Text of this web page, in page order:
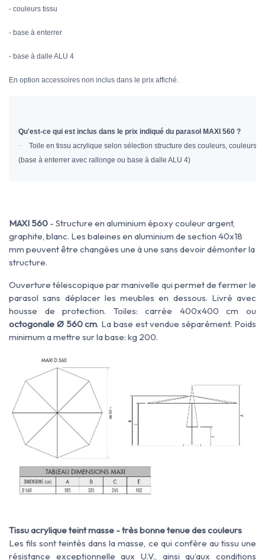
- couleurs tissu
- base à enterrer
- base à dalle ALU 4
En option accessoires non inclus dans le prix affiché.
Qu'est-ce qui est inclus dans le prix indiqué du parasol MAXI 560 ?
·
Toile en tissu acrylique selon sélection structure des couleurs, couleurs
(base à enterrer avec rallonge ou base à dalle ALU 4)
MAXI 560 - Structure en aluminium époxy couleur argent,
graphite, blanc. Les baleines en aluminium de section 40x18
mm peuvent être changées une à une sans devoir démonter la
structure.
Ouverture télescopique par manivelle qui permet de fermer le
parasol sans déplacer les meubles en dessous. Livré avec
housse de protection. Toiles: carrée 400x400 cm ou
octogonale Ø 560 cm. La base est vendue séparément. Poids
minimum a mettre sur la base: kg 200.
Tissu acrylique teint masse - très bonne tenue des couleurs
Les fils sont teintés dans la masse, ce qui confère au tissu une
résistance exceptionnelle aux U.V., ainsi qu’aux conditions